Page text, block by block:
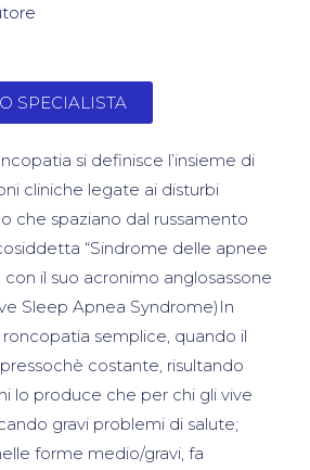
SPECIALISTA
si definisce l’insieme di
cliniche legate ai disturbi
che spaziano dal russamento
“Sindrome delle apnee
il suo acronimo anglosassone
Sleep Apnea Syndrome)In
roncopatia semplice, quando il
costante, risultando
lo produce che per chi gli vive
gravi problemi di salute;
forme medio/gravi, fa